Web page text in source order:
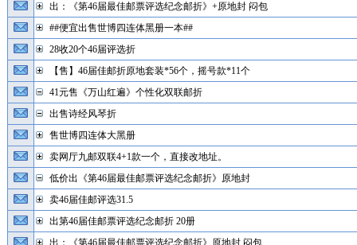
出：《第46届最佳邮票评选纪念邮折》+原地封 闷包
##便宜出售世博四连体黑册一本##
28收20个46届评选折
【售】46届佳邮折原地套装*56个，摇号款*11个
41元售《万山红遍》个性化双联邮折
出售诗经风琴折
售世博四连体大黑册
卖网厅九邮双联4+1款一个，直接改地址。
低价出《第46届最佳邮票评选纪念邮折》原地封
卖46届佳邮评选31.5
出第46届佳邮票评选纪念邮折 20册
出：《第46届最佳邮票评选纪念邮折》原地封 闷包